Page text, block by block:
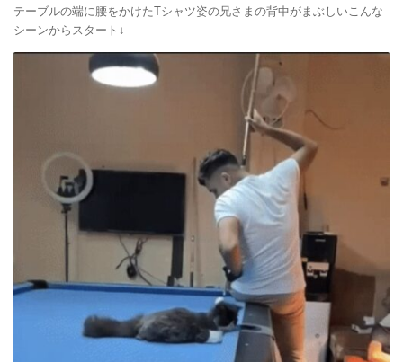
テーブルの端に腰をかけたTシャツ姿の兄さまの背中がまぶしいこんな
シーンからスタート↓